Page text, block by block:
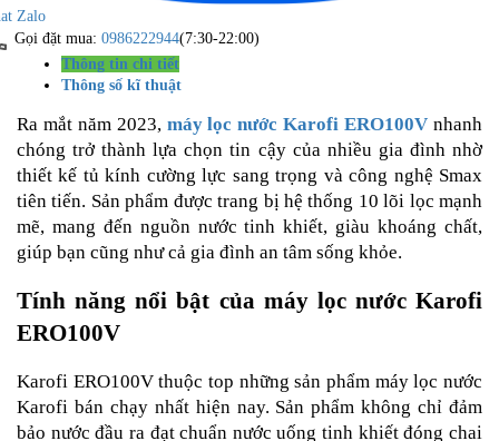
Zalo
Gọi đặt mua: 0986222944(7:30-22:00)
Thông tin chi tiết
Thông số kĩ thuật
Ra mắt năm 2023, máy lọc nước Karofi ERO100V nhanh
chóng trở thành lựa chọn tin cậy của nhiều gia đình nhờ
thiết kế tủ kính cường lực sang trọng và công nghệ Smax
tiên tiến. Sản phẩm được trang bị hệ thống 10 lõi lọc mạnh
mẽ, mang đến nguồn nước tinh khiết, giàu khoáng chất,
giúp bạn cũng như cả gia đình an tâm sống khỏe.
Tính năng nổi bật của máy lọc nước Karofi
ERO100V
Karofi ERO100V thuộc top những sản phẩm máy lọc nước
Karofi bán chạy nhất hiện nay. Sản phẩm không chỉ đảm
bảo nước đầu ra đạt chuẩn nước uống tinh khiết đóng chai